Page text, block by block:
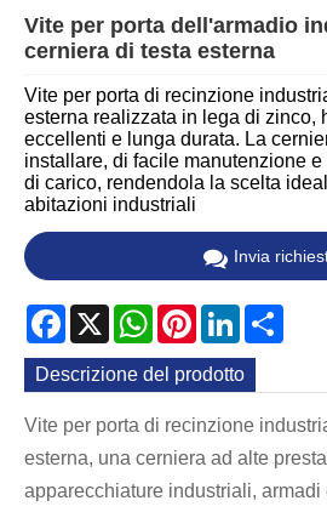
Vite per porta dell'armadio
cerniera di testa esterna
Vite per porta di recinzione
esterna realizzata in lega di zinco,
eccellenti e lunga durata. La
installare, di facile manutenzione
di carico, rendendola la scelta
abitazioni industriali
Invia
Facebook
X WhatsApp
PinterestLinkedIn
Descrizione del prodotto
Vite per porta di recinzione
esterna, una cerniera ad alte
apparecchiature industriali,